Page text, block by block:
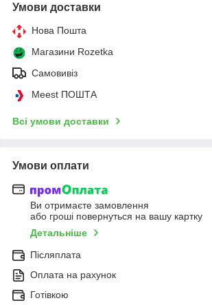
Умови доставки
Нова Пошта
Магазини Rozetka
Самовивіз
Meest ПОШТА
Всі умови доставки
Умови оплати
Ви отримаєте замовлення
або гроші повернуться на вашу картку
Детальніше
Післяплата
Оплата на рахунок
Готівкою